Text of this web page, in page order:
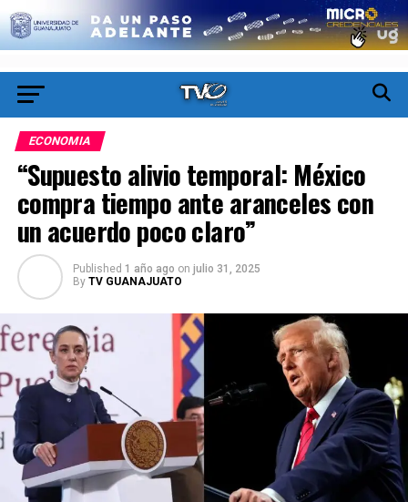
ECONOMIA
“Supuesto alivio temporal: México
compra tiempo ante aranceles con
un acuerdo poco claro”
Published 1 año ago on julio 31, 2025
By TV GUANAJUATO